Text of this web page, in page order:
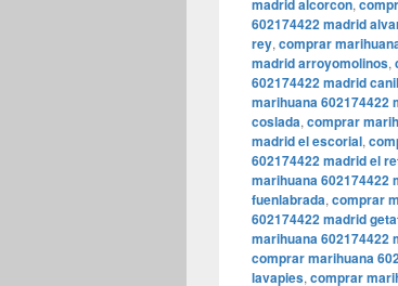
madrid alcorcon,
602174422 madrid
rey, comprar
madrid arroyomolinos,
602174422 madrid
marihuana 602174422
coslada, comprar
madrid el escorial,
602174422 madrid el
marihuana 602174422
fuenlabrada, comprar
602174422 madrid
marihuana 602174422
comprar marihuana
lavapies, comprar